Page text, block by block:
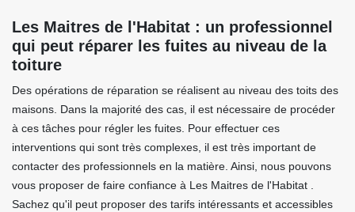
Les Maitres de l'Habitat : un professionnel
qui peut réparer les fuites au niveau de la
toiture
Des opérations de réparation se réalisent au niveau des toits des
maisons. Dans la majorité des cas, il est nécessaire de procéder
à ces tâches pour régler les fuites. Pour effectuer ces
interventions qui sont très complexes, il est très important de
contacter des professionnels en la matière. Ainsi, nous pouvons
vous proposer de faire confiance à Les Maitres de l'Habitat .
Sachez qu'il peut proposer des tarifs intéressants et accessibles